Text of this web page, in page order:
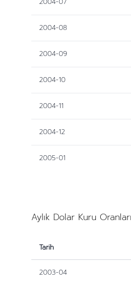
2004-08
2004-09
2004-10
2004-11
2004-12
2005-01
Aylık Dolar Kuru Oranları
Tarih
2003-04